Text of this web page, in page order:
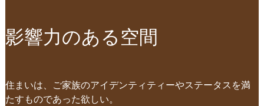
影響力のある空間
住まいは、ご家族のアイデンティティーやステータスを満
たすものであった欲しい。